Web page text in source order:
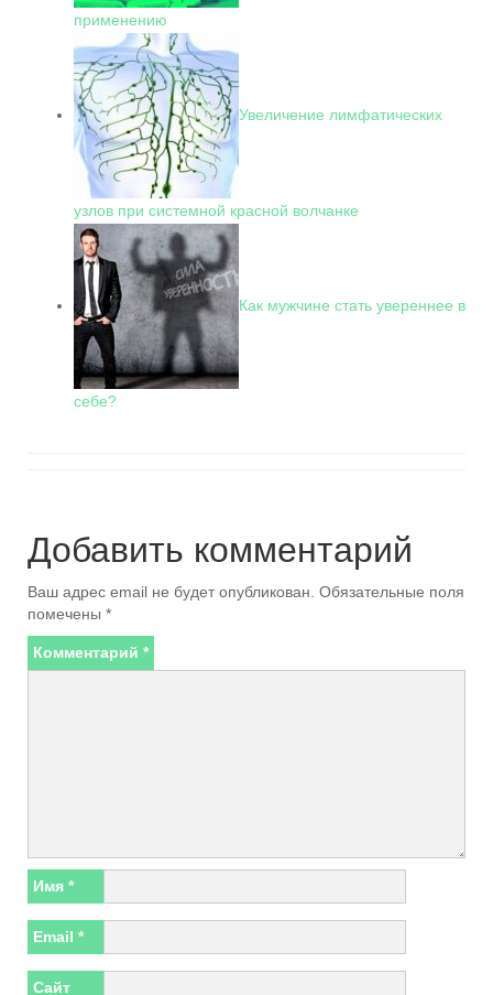
применению
Увеличение лимфатических
узлов при системной красной волчанке
Как мужчине стать увереннее в
себе?
Добавить комментарий
Ваш адрес email не будет опубликован. Обязательные поля
помечены *
Комментарий *
Имя *
Email *
Сайт